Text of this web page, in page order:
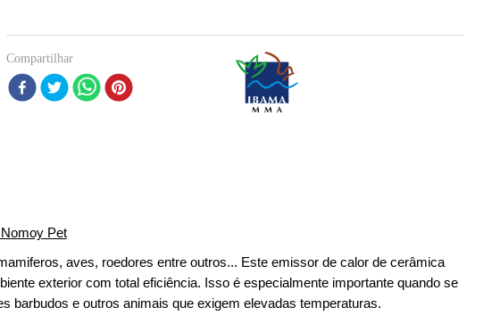
Compartilhar
Pet
aves, roedores entre outros... Este emissor de calor de cerâmica
exterior com total eficiência. Isso é especialmente importante quando se
barbudos e outros animais que exigem elevadas temperaturas.